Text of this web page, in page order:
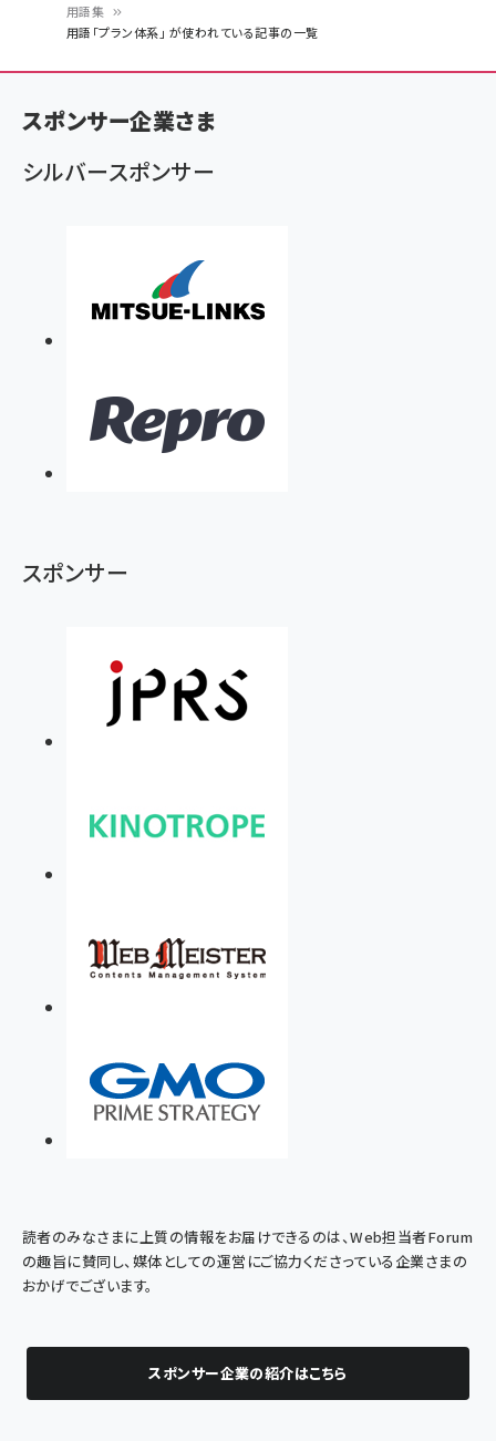
ン
く
ず
用語集
用語「プラン体系」 が使われている記事の一覧
スポンサー企業さま
シルバースポンサー
スポンサー
読者のみなさまに上質の情報をお届けできるのは、Web担当者Forum
の趣旨に賛同し、媒体としての運営にご協力くださっている企業さまの
おかげでございます。
スポンサー企業の紹介はこちら